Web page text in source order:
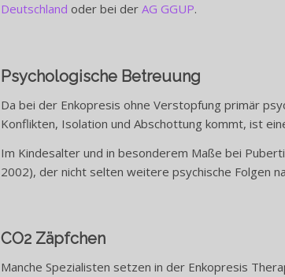
Deutschland oder bei der AG GGUP.
Psychologische Betreuung
Da bei der Enkopresis ohne Verstopfung primär
Konflikten, Isolation und Abschottung kommt, ist
Im Kindesalter und in besonderem Maße bei
2002), der nicht selten weitere psychische Folgen
CO2 Zäpfchen
Manche Spezialisten setzen in der Enkopresis